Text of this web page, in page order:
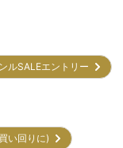
ルSALEエントリー
い回りに)